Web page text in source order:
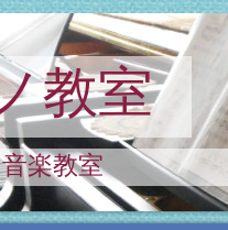
教室
楽教室